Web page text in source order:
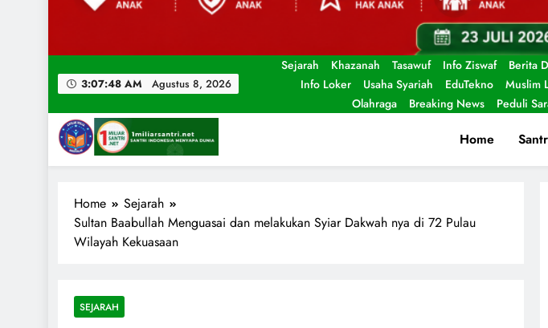
3:07:50 AM Agustus 8, 2026
Sejarah Khazanah Tasawuf Info Ziswaf Berita
Info Loker
Usaha Syariah EduTekno Muslim
Olahraga
Breaking News Peduli
1miliarsantri.net
Home
Home
Sejarah
Sultan Baabullah Menguasai dan melakukan Syiar Dakwah nya di 72 Pulau
Wilayah Kekuasaan
SEJARAH